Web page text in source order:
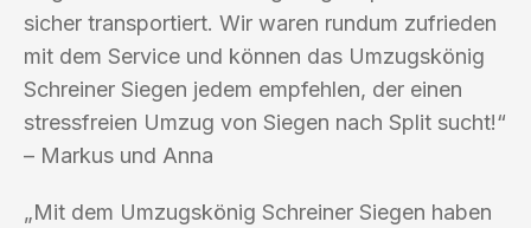
sicher transportiert. Wir waren rundum zufrieden
mit dem Service und können das Umzugskönig
Schreiner Siegen jedem empfehlen, der einen
stressfreien Umzug von Siegen nach Split sucht!“
– Markus und Anna
„Mit dem Umzugskönig Schreiner Siegen haben